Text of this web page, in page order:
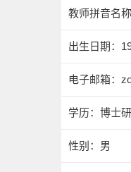
教师拼音名
出生日期：
电子邮箱：
学历：博士
性别：男